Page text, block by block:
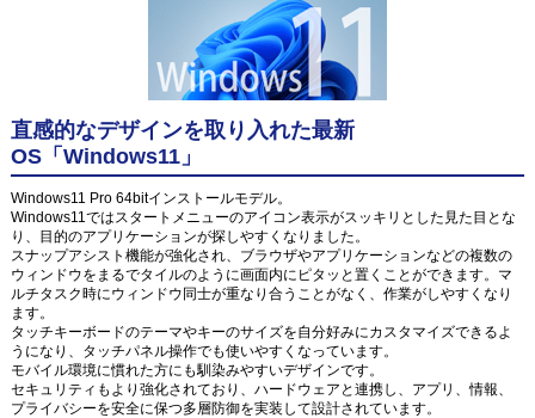
直感的なデザインを取り入れた最新
OS「Windows11」
Windows11 Pro 64bitインストールモデル。
Windows11ではスタートメニューのアイコン表示がスッキリとした見た目とな
り、目的のアプリケーションが探しやすくなりました。
スナップアシスト機能が強化され、ブラウザやアプリケーションなどの複数の
ウィンドウをまるでタイルのように画面内にピタッと置くことができます。マ
ルチタスク時にウィンドウ同士が重なり合うことがなく、作業がしやすくなり
ます。
タッチキーボードのテーマやキーのサイズを自分好みにカスタマイズできるよ
うになり、タッチパネル操作でも使いやすくなっています。
モバイル環境に慣れた方にも馴染みやすいデザインです。
セキュリティもより強化されており、ハードウェアと連携し、アプリ、情報、
プライバシーを安全に保つ多層防御を実装して設計されています。